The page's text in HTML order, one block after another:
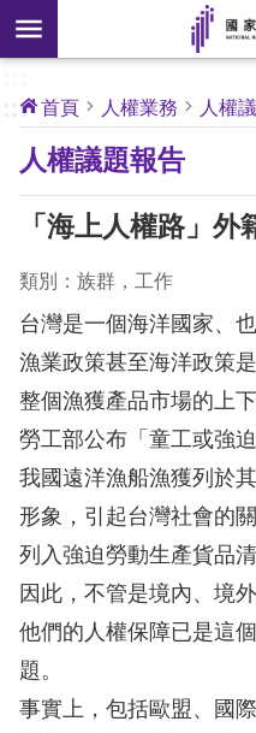
前往主要內容區塊
搜
尋
開
新
核
心
人
權
公
約
關
於
本
最
新
消
息
人
權
業
務
:::
首頁 人權業務 人權
人權議題報告
「海上人權路」
類別：族群，工作
台灣是一個海洋國家、
漁業政策甚至海洋政策
整個漁獲產品市場的上
勞工部公布「童工或強
我國遠洋漁船漁獲列於
形象，引起台灣社會的
列入強迫勞動生產貨品
因此，不管是境內、境
他們的人權保障已是這
題。
事實上，包括歐盟、國